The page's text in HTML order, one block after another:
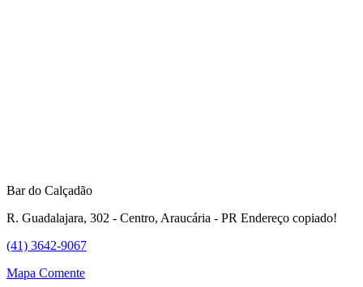
Bar do Calçadão
R. Guadalajara, 302 - Centro, Araucária - PR Endereço copiado!
(41) 3642-9067
Mapa Comente